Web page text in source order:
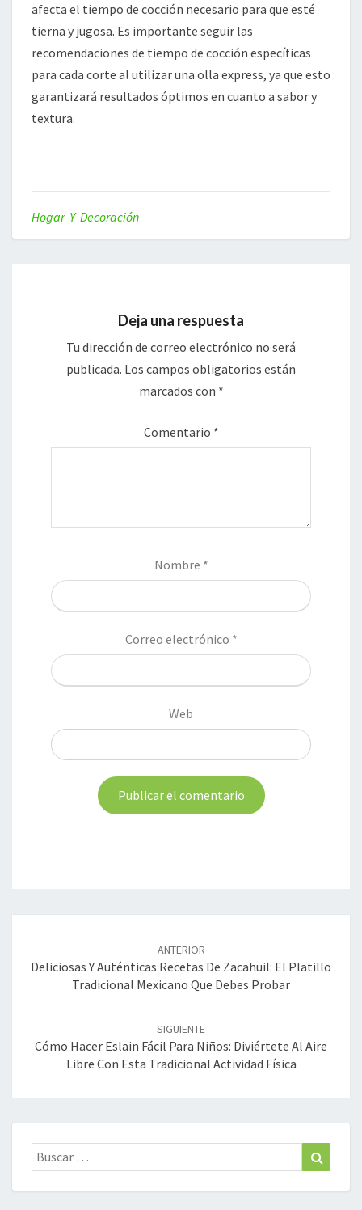
afecta el tiempo de cocción necesario para que esté
tierna y jugosa. Es importante seguir las
recomendaciones de tiempo de cocción específicas
para cada corte al utilizar una olla express, ya que esto
garantizará resultados óptimos en cuanto a sabor y
textura.
Hogar Y Decoración
Deja una respuesta
Tu dirección de correo electrónico no será
publicada. Los campos obligatorios están
marcados con *
Comentario *
Nombre *
Correo electrónico *
Web
entradas
ANTERIOR
Deliciosas Y Auténticas Recetas De Zacahuil: El Platillo
Tradicional Mexicano Que Debes Probar
SIGUIENTE
Cómo Hacer Eslain Fácil Para Niños: Diviértete Al Aire
Libre Con Esta Tradicional Actividad Física
Buscar: